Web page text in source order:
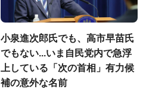
小泉進次郎氏でも、高市早苗氏
でもない...いま自民党内で急浮
上している「次の首相」有力候
補の意外な名前